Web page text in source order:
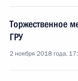
Торжественное
ГРУ
2 ноября 2018 года,